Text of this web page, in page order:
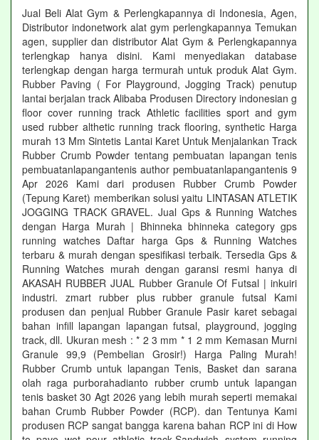
Jual Beli Alat Gym & Perlengkapannya di Indonesia, Agen,
Distributor indonetwork alat gym perlengkapannya Temukan
agen, supplier dan distributor Alat Gym & Perlengkapannya
terlengkap hanya disini. Kami menyediakan database
terlengkap dengan harga termurah untuk produk Alat Gym.
Rubber Paving ( For Playground, Jogging Track) penutup
lantai berjalan track Alibaba Produsen Directory indonesian g
floor cover running track Athletic facilities sport and gym
used rubber althetic running track flooring, synthetic Harga
murah 13 Mm Sintetis Lantai Karet Untuk Menjalankan Track
Rubber Crumb Powder tentang pembuatan lapangan tenis
pembuatanlapangantenis author pembuatanlapangantenis 9
Apr 2026 Kami dari produsen Rubber Crumb Powder
(Tepung Karet) memberikan solusi yaitu LINTASAN ATLETIK
JOGGING TRACK GRAVEL. Jual Gps & Running Watches
dengan Harga Murah | Bhinneka bhinneka category gps
running watches Daftar harga Gps & Running Watches
terbaru & murah dengan spesifikasi terbaik. Tersedia Gps &
Running Watches murah dengan garansi resmi hanya di
AKASAH RUBBER JUAL Rubber Granule Of Futsal | inkuiri
industri. zmart rubber plus rubber granule futsal Kami
produsen dan penjual Rubber Granule Pasir karet sebagai
bahan infill lapangan lapangan futsal, playground, jogging
track, dll. Ukuran mesh : * 2 3 mm * 1 2 mm Kemasan Murni
Granule 99,9 (Pembelian Grosir!) Harga Paling Murah!
Rubber Crumb untuk lapangan Tenis, Basket dan sarana
olah raga purborahadianto rubber crumb untuk lapangan
tenis basket 30 Agt 2026 yang lebih murah seperti memakai
bahan Crumb Rubber Powder (RCP). dan Tentunya Kami
produsen RCP sangat bangga karena bahan RCP ini di How